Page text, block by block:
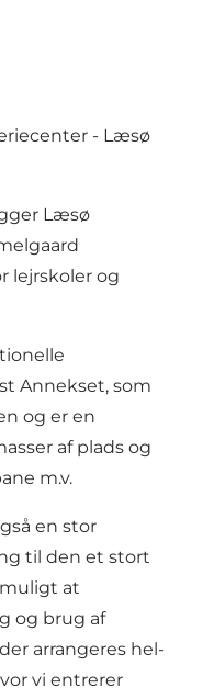
- Læsø
Læsø
lejrskoler og
Annekset, som
og er en
af plads og
m.v.
en stor
til den et stort
at
og brug af
arrangeres hel-
vi entrerer